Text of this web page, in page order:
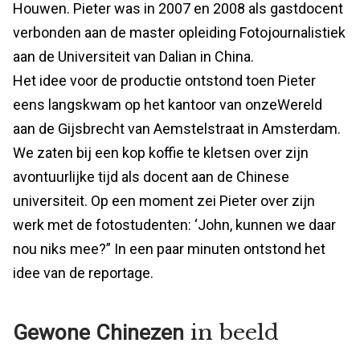
Houwen. Pieter was in 2007 en 2008 als gastdocent
verbonden aan de master opleiding Fotojournalistiek
aan de Universiteit van Dalian in China.
Het idee voor de productie ontstond toen Pieter
eens langskwam op het kantoor van onzeWereld
aan de Gijsbrecht van Aemstelstraat in Amsterdam.
We zaten bij een kop koffie te kletsen over zijn
avontuurlijke tijd als docent aan de Chinese
universiteit. Op een moment zei Pieter over zijn
werk met de fotostudenten: ‘John, kunnen we daar
nou niks mee?” In een paar minuten ontstond het
idee van de reportage.
Gewone Chinezen in beeld